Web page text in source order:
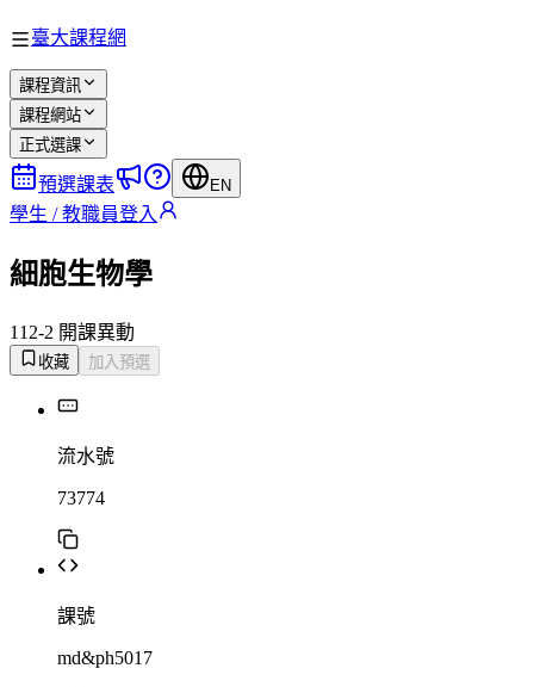
臺大課程網
課程資訊
課程網站
正式選課
預選課表 EN
學生 / 教職員登入
細胞生物學
112-2 開課異動
收藏 加入預選
流水號
73774
課號
md&ph5017